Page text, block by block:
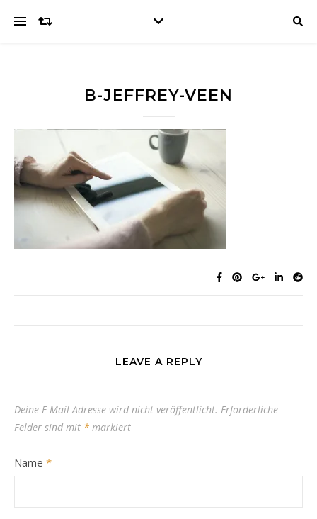
B-JEFFREY-VEEN
LEAVE A REPLY
Deine E-Mail-Adresse wird nicht veröffentlicht. Erforderliche
Felder sind mit * markiert
Name *